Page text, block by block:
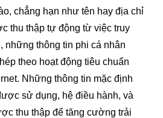
chẳng hạn như tên hay địa chỉ
thu thập tự động từ việc truy
những thông tin phi cá nhân
theo hoạt động tiêu chuẩn
Những thông tin mặc định
sử dụng, hệ điều hành, và
thu thập để tăng cường trải